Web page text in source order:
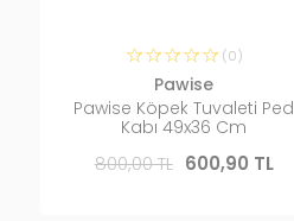
(0)
Pawise
Pawise Köpek Tuvaleti Ped
Kabı 49x36 Cm
800,00 TL 600,90 TL